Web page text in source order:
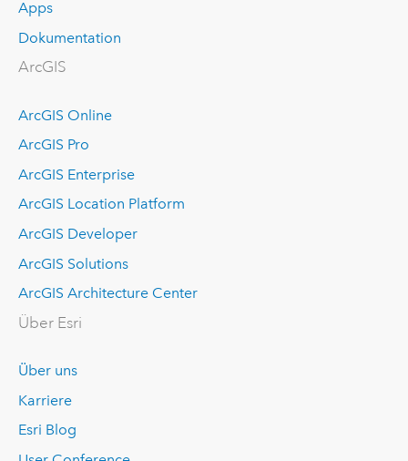
Apps
Dokumentation
ArcGIS
ArcGIS Online
ArcGIS Pro
ArcGIS Enterprise
ArcGIS Location Platform
ArcGIS Developer
ArcGIS Solutions
ArcGIS Architecture Center
Über Esri
Über uns
Karriere
Esri Blog